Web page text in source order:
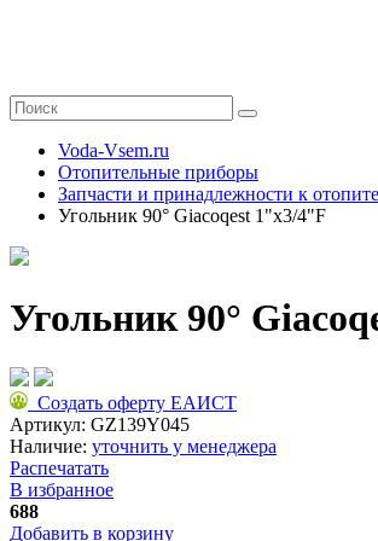
Voda-Vsem.ru
Отопительные приборы
Запчасти и принадлежности к
Угольник 90° Giacoqest 1"x3/4"F
Угольник 90°
Создать оферту ЕАИСТ
Артикул: GZ139Y045
Наличие: уточнить у менеджера
Распечатать
В избранное
688
Добавить в корзину